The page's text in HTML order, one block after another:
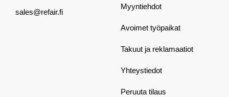
sales@refair.fi
Myyntiehdot
Avoimet työpaikat
Takuut ja reklamaatiot
Yhteystiedot
Peruuta tilaus